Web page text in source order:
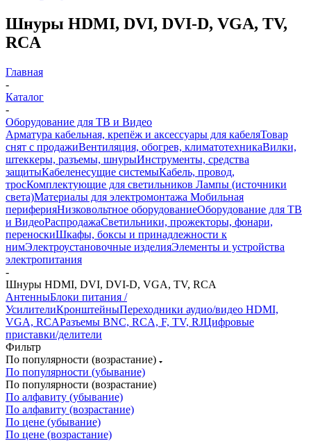
Шнуры HDMI, DVI, DVI-D, VGA, TV,
RCA
Главная
-
Каталог
-
Оборудование для ТВ и Видео
Арматура кабельная, крепёж и аксессуары для кабеляТовар
снят с продажиВентиляция, обогрев, климатотехникаВилки,
штеккеры, разъемы, шнурыИнструменты, средства
защитыКабеленесущие системыКабель, провод,
тросКомплектующие для светильников Лампы (источники
света)Материалы для электромонтажа Мобильная
периферияНизковольтное оборудованиеОборудование для ТВ
и ВидеоРаспродажаСветильники, прожекторы, фонари,
переноскиШкафы, боксы и принадлежности к
нимЭлектроустановочные изделияЭлементы и устройства
электропитания
-
Шнуры HDMI, DVI, DVI-D, VGA, TV, RCA
АнтенныБлоки питания /
УсилителиКронштейныПереходники аудио/видео HDMI,
VGA, RCAРазъемы BNС, RCA, F, TV, RJЦифровые
приставки/делители
Фильтр
По популярности (возрастание)
По популярности (убывание)
По популярности (возрастание)
По алфавиту (убывание)
По алфавиту (возрастание)
По цене (убывание)
По цене (возрастание)